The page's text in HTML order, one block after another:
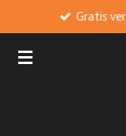
naar
Gratis